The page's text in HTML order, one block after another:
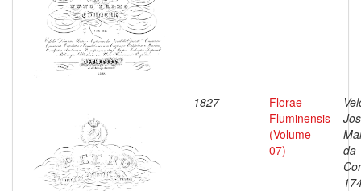
1827
Florae
Fluminensis
(Volume
07)
da